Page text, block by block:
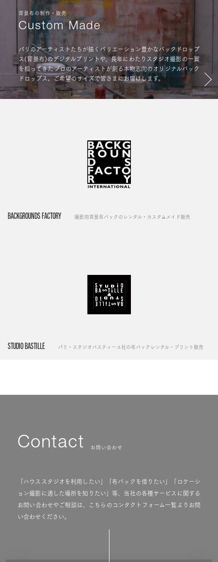
背景布の制作・販売
Custom Made
パリのアーティストたちが描くバリエーション豊かなバックドロップ
ス(背景布)のデジタルプリントや、長年にわたりスタジオ撮影の一翼
を担ってきたプロのアーティストが創る本物志向のオリジナルバック
ドロップス。ご希望のサイズで皆さまにお届けします。
BACKGROUNDS FACTORY 撮影用背景布バックのレンタル・カスタムメイド販売
STUDIO BASTILLE パリ・スタジオバスティーユ社の布バックレンタル・プリント販売
Contact お問い合わせ
「ハウススタジオを利用したい」「布バックを借りたい」「ロケーシ
ョン撮影に適した場所を知りたい」等、当社の各種サービスに関する
お問い合わせやご相談は、こちらのコンタクトフォーム一覧よりお問
い合わせください。